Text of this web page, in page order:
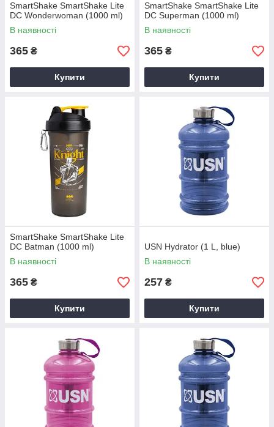
SmartShake SmartShake Lite
DC Wonderwoman (1000 ml)
В наявності
365 ₴
Купити
SmartShake SmartShake Lite
DC Superman (1000 ml)
В наявності
365 ₴
Купити
SmartShake SmartShake Lite
DC Batman (1000 ml)
В наявності
365 ₴
Купити
USN Hydrator (1 L, blue)
В наявності
257 ₴
Купити